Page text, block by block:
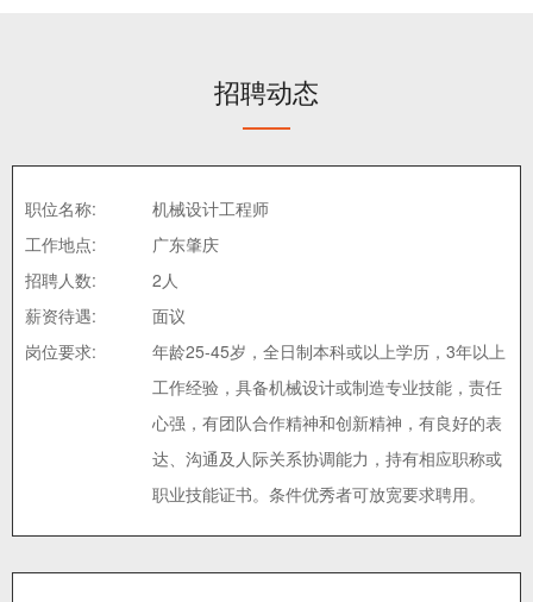
招聘动态
职位名称:
工作地点:
招聘人数:
薪资待遇:
岗位要求:
机械设计工程师
广东肇庆
2人
面议
年龄25-45岁，全日制本科或以上学历，3年以上
工作经验，具备机械设计或制造专业技能，责任
心强，有团队合作精神和创新精神，有良好的表
达、沟通及人际关系协调能力，持有相应职称或
职业技能证书。条件优秀者可放宽要求聘用。